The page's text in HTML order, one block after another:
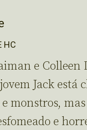
HC
e Colleen
Jack está
monstros,
e